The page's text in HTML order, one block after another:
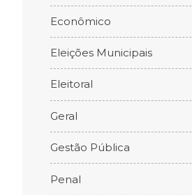
Econômico
Eleições Municipais
Eleitoral
Geral
Gestão Pública
Penal